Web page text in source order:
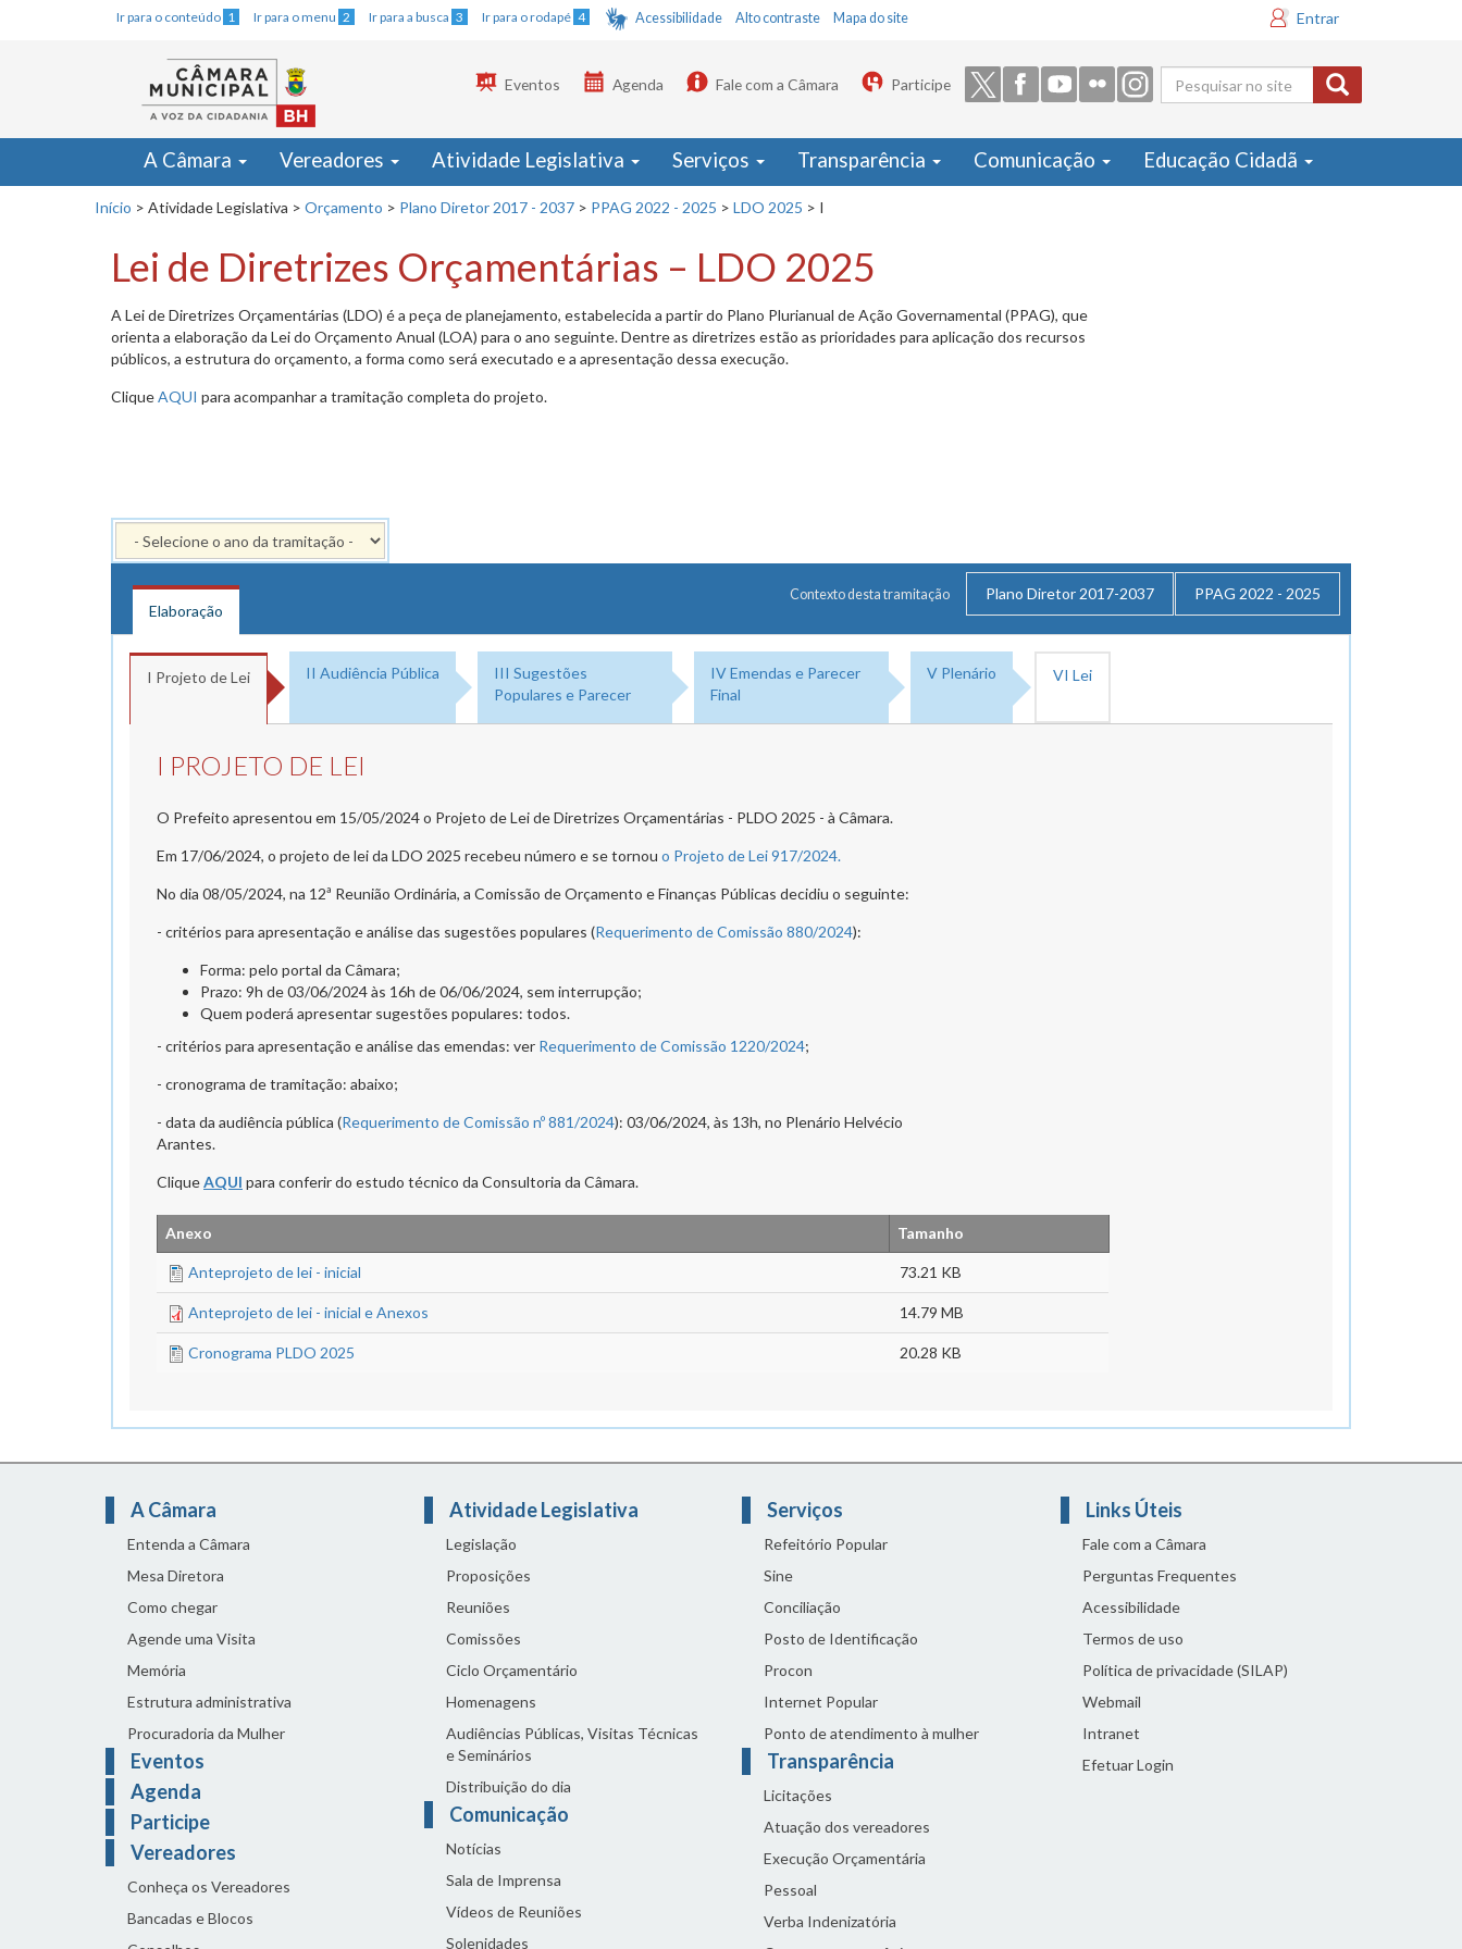
Ir para o conteúdo 1 Ir para o menu 2 Ir para a busca 3 Ir para o rodapé 4 Acessibilidade Alto contraste Mapa do site Entrar
Formulário
de busca
Eventos Agenda Fale com a Câmara Participe
A Câmara Vereadores Atividade Legislativa Serviços Transparência Comunicação Educação Cidadã
Início > Atividade Legislativa > Orçamento > Plano Diretor 2017 - 2037 > PPAG 2022 - 2025 > LDO 2025 > I
Lei de Diretrizes Orçamentárias – LDO 2025
A Lei de Diretrizes Orçamentárias (LDO) é a peça de planejamento, estabelecida a partir do Plano Plurianual de Ação Governamental (PPAG), que
orienta a elaboração da Lei do Orçamento Anual (LOA) para o ano seguinte. Dentre as diretrizes estão as prioridades para aplicação dos recursos
públicos, a estrutura do orçamento, a forma como será executado e a apresentação dessa execução.
CliqueAQUI para acompanhar a tramitação completa do projeto.
Contexto desta tramitação Plano Diretor 2017-2037
PPAG 2022 - 2025
Elaboração
I Projeto de Lei II Audiência Pública
III Sugestões
Populares e Parecer
IV Emendas e Parecer
Final
V Plenário VI Lei
I PROJETO DE LEI
O Prefeito apresentou em 15/05/2024 o Projeto de Lei de Diretrizes Orçamentárias - PLDO 2025 - à Câmara.
Em 17/06/2024, o projeto de lei da LDO 2025 recebeu número e se tornou o Projeto de Lei 917/2024.
No dia 08/05/2024, na 12ª Reunião Ordinária, a Comissão de Orçamento e Finanças Públicas decidiu o seguinte:
- critérios para apresentação e análise das sugestões populares (Requerimento de Comissão 880/2024):
Forma: pelo portal da Câmara;
Prazo: 9h de 03/06/2024 às 16h de 06/06/2024, sem interrupção;
Quem poderá apresentar sugestões populares: todos.
- critérios para apresentação e análise das emendas: ver Requerimento de Comissão 1220/2024;
- cronograma de tramitação: abaixo;
- data da audiência pública (Requerimento de Comissão nº 881/2024): 03/06/2024, às 13h, no Plenário Helvécio
Arantes.
CliqueAQUI para conferir do estudo técnico da Consultoria da Câmara.
Anexo Tamanho
Anteprojeto de lei - inicial 73.21 KB
Anteprojeto de lei - inicial e Anexos 14.79 MB
Cronograma PLDO 2025 20.28 KB
A Câmara
Entenda a Câmara
Mesa Diretora
Como chegar
Agende uma Visita
Memória
Estrutura administrativa
Procuradoria da Mulher
Eventos
Agenda
Participe
Vereadores
Conheça os Vereadores
Bancadas e Blocos
Atividade Legislativa
Legislação
Proposições
Reuniões
Comissões
Ciclo Orçamentário
Homenagens
Audiências Públicas, Visitas Técnicas
e Seminários
Distribuição do dia
Comunicação
Notícias
Sala de Imprensa
Vídeos de Reuniões
Solenidades
Serviços
Refeitório Popular
Sine
Conciliação
Posto de Identificação
Procon
Internet Popular
Ponto de atendimento à mulher
Transparência
Licitações
Atuação dos vereadores
Execução Orçamentária
Pessoal
Verba Indenizatória
Links Úteis
Fale com a Câmara
Perguntas Frequentes
Acessibilidade
Termos de uso
Política de privacidade (SILAP)
Webmail
Intranet
Efetuar Login